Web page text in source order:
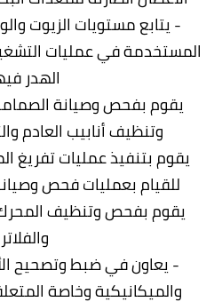
- يتابع مستويات الزيوت
المستخدمة في عمليات
الهدر
يقوم بفحص وصيانة
وتنظيف أنابيب العادم
يقوم بتنفيذ عمليات تفريغ
للقيام بعمليات فحص
يقوم بفحص وتنظيف
- يعاون في ضبط وتصحيح
والميكانيكية وخاصة